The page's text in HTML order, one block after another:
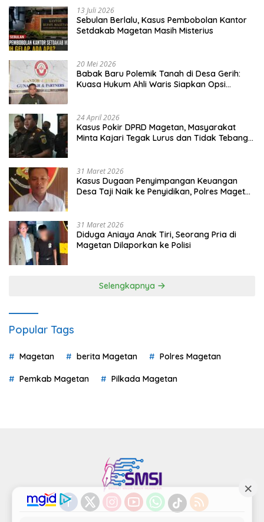
13 Juli 2026
Sebulan Berlalu, Kasus Pembobolan Kantor
Setdakab Magetan Masih Misterius
20 Mei 2026
Babak Baru Polemik Tanah di Desa Gerih:
Kuasa Hukum Ahli Waris Siapkan Opsi
24 April 2026
Kasus Pokir DPRD Magetan, Masyarakat
Minta Kajari Tegak Lurus dan Tidak Tebang
31 Maret 2026
Kasus Dugaan Penyimpangan Keuangan
Desa Taji Naik ke Penyidikan, Polres Magetan
31 Maret 2026
Diduga Aniaya Anak Tiri, Seorang Pria di
Magetan Dilaporkan ke Polisi
Selengkapnya
Popular Tags
Magetan berita Magetan Polres Magetan
Pemkab Magetan Pilkada Magetan